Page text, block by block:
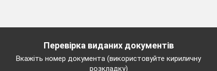
Перевірка виданих документів
Вкажіть номер документа (використовуйте кириличну
розкладку)